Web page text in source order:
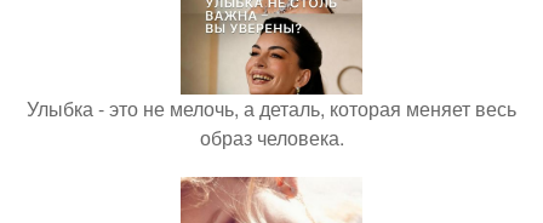
Улыбка - это не мелочь, а деталь, которая меняет весь
образ человека.